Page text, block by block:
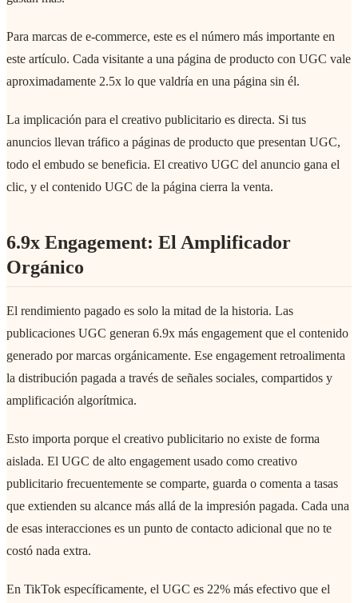
Para marcas de e-commerce, este es el número más importante en
este artículo. Cada visitante a una página de producto con UGC vale
aproximadamente 2.5x lo que valdría en una página sin él.
La implicación para el creativo publicitario es directa. Si tus
anuncios llevan tráfico a páginas de producto que presentan UGC,
todo el embudo se beneficia. El creativo UGC del anuncio gana el
clic, y el contenido UGC de la página cierra la venta.
6.9x Engagement: El Amplificador
Orgánico
El rendimiento pagado es solo la mitad de la historia. Las
publicaciones UGC generan 6.9x más engagement que el contenido
generado por marcas orgánicamente. Ese engagement retroalimenta
la distribución pagada a través de señales sociales, compartidos y
amplificación algorítmica.
Esto importa porque el creativo publicitario no existe de forma
aislada. El UGC de alto engagement usado como creativo
publicitario frecuentemente se comparte, guarda o comenta a tasas
que extienden su alcance más allá de la impresión pagada. Cada una
de esas interacciones es un punto de contacto adicional que no te
costó nada extra.
En TikTok específicamente, el UGC es 22% más efectivo que el